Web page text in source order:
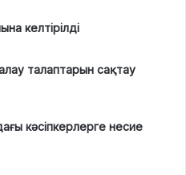
келтірілді
талаптарын сақтау
кәсіпкерлерге несие